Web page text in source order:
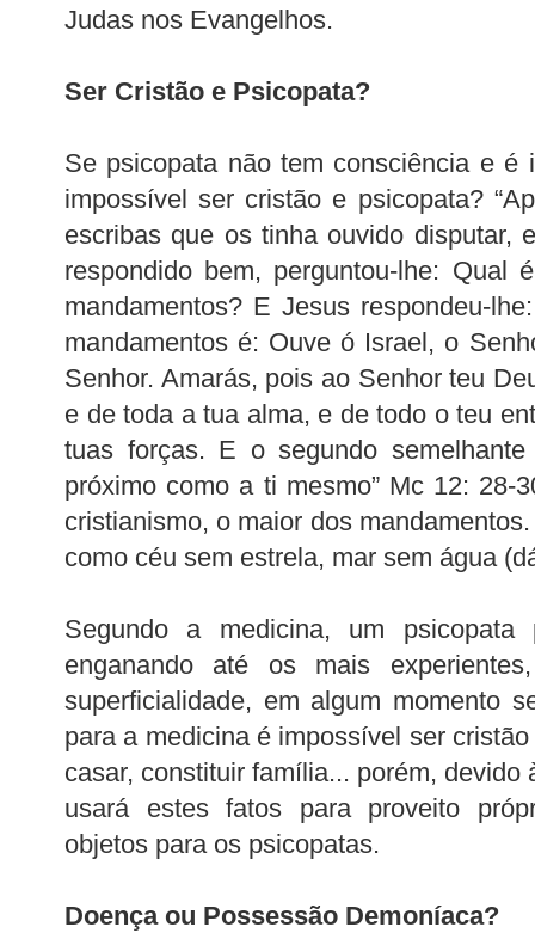
Judas nos Evangelhos.
Ser Cristão e Psicopata?
Se psicopata não tem consciência e é
impossível ser cristão e psicopata?
escribas que os tinha ouvido disputar,
respondido bem, perguntou-lhe: Qual
mandamentos? E Jesus respondeu-
mandamentos é: Ouve ó Israel, o
Senhor. Amarás, pois ao Senhor teu
e de toda a tua alma, e de todo o teu
tuas forças. E o segundo
próximo como a ti mesmo” Mc 12: 28-
cristianismo, o maior dos
como céu sem estrela, mar sem água
Segundo a medicina, um
enganando até os mais
superficialidade, em algum momento
para a medicina é impossível ser
casar, constituir família... porém, devido
usará estes fatos para proveito
objetos para os psicopatas.
Doença ou Possessão Demoníaca?